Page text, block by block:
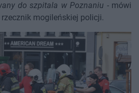
do szpitala w Poznaniu - mówi
rzecznik mogileńskiej policji.